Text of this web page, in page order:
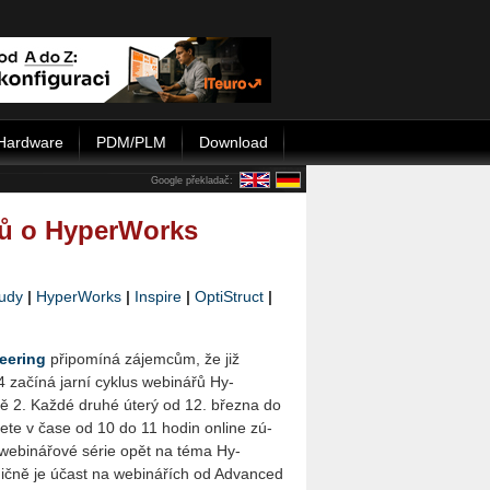
PDM/PLM Download
Google překladač:
o HyperWorks
| HyperWorks | Inspire | OptiStruct |
při­po­mí­ná zá­jem­cům, že již
za­čí­ná jarní cyk­lus webi­ná­řů Hy­
2. Každé druhé úterý od 12. břez­na do
v čase od 10 do 11 hodin on­li­ne zú­
série opět na téma Hy­
je účast na webi­ná­řích od Advan­ced